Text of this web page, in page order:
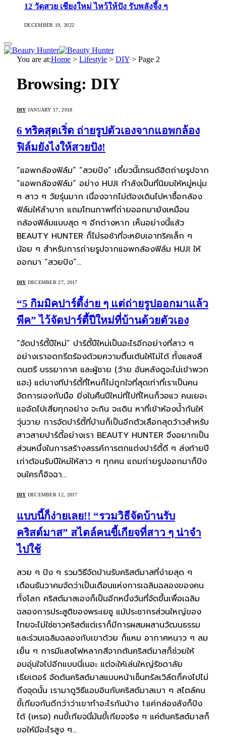
12 วัดสวย เชียงใหม่ ไหว้ให้ปัง รับพลังจึ้ง ๆ
DECEMBER 19, 2022
You are at:Home > Lifestyle > DIY > Page 2
Browsing: DIY
DIY JANUARY 17, 2018
6 ทริคสุดเริ่ด ถ่ายรูปตัวเองจากแอพกล้อง
ฟิล์มยังไงให้สวยปัง!
“แอพกล้องฟิล์ม” “สวยปัง” เดี๋ยวนี้เทรนด์ฮิตถ่ายรูปจาก
“แอพกล้องฟิล์ม” อย่าง HUJI กำลังเป็นที่นิยมให้หมู่หนุ่ม
ๆ สาว ๆ วัยรุ่นมาก เนื่องจากไม่ต้องเดินไปหาซื้อกล้อง
ฟิล์มให้ลำบาก แถมโทนภาพที่ถ่ายออกมายังเหมือน
กล้องฟิล์มแบบสุด ๆ อีกต่างหาก เห็นอย่างนี้แล้ว
BEAUTY HUNTER ก็ไม่รอช้าที่จะหยิบเอาทริคเล็ก ๆ
น้อย ๆ สำหรับการถ่ายรูปจากแอพกล้องฟิล์ม HUJI ให้
ออกมา “สวยปัง”…
DIY DECEMBER 27, 2017
“5 กิมมิคปาร์ตี้ง่าย ๆ แต่ถ่ายรูปออกมาแล้ว
พีค” ไว้จัดปาร์ตี้ปีใหม่ที่บ้านด้วยตัวเอง
“จัดปาร์ตี้ปีใหม่” ปาร์ตี้ปีใหม่เป็นอะไรอีกอย่างที่สาว ๆ
อย่างเราอดกรีดร้องด้วยความตื่นเต้นให้ไม่ได้ ทั้งแสงสี
ดนตรี บรรยากาศ และผู้ชาย (ว้าย อันหลังดูจะไม่เข้าพวก
แฮะ) แต่บางทีปาร์ตี้ที่ไหนก็ไม่ถูกใจที่สุดเท่าที่เราเป็นคน
จัดการเองกับมือ ยิ่งในคืนปีใหม่ที่ไปที่ไหนก็วอแว คนเยอะ
แออัดไปเสียทุกอย่าง จะกิน จะเดิน หาที่เข้าห้องน้ำกันให้
วุ่นวาย การจัดปาร์ตี้ที่บ้านก็เป็นอีกตัวเลือกสุดว้าวสำหรับ
สาวสายปาร์ตี้อย่างเรา BEAUTY HUNTER จึงอยากเป็น
ส่วนหนึ่งในการสร้างสรรค์การตกแต่งปาร์ตี้ดี ๆ ส่งท้ายปี
เก่าต้อนรับปีใหม่ให้สาว ๆ ทุกคน แถมถ่ายรูปออกมาก็ปัง
จนใครก็อิจฉา…
DIY DECEMBER 12, 2017
แบบนี้ก็ง่ายเลย!! “รวมวิธีจัดบ้านรับ
คริสต์มาส” สไตล์คนขี้เกียจที่สาว ๆ น่าจำ
ไปใช้
สวย ๆ ปัง ๆ รวมวิธีจัดบ้านรับคริสต์มาสที่ง่ายสุด ๆ
เดือนธันวาคมจัดว่าเป็นเดือนแห่งการเฉลิมฉลองของคน
ทั้งโลก คริสต์มาสเองก็เป็นอีกหนึ่งวันที่จัดขึ้นเพื่อเฉลิม
ฉลองการประสูติของพระเยซู แม้ประชากรส่วนใหญ่ของ
ไทยจะไม่ใช่ชาวคริสต์แต่เราก็มีการผสมผสานวัฒนธรรม
และร่วมเฉลิมฉลองกับเขาด้วย ก็แหม อากาศหนาว ๆ ลม
เย็น ๆ การมีแสงไฟหลากสีจากต้นคริสต์มาสก็ช่วยให้
อบอุ่นใจไปอีกแบบนี่เนอะ แต่จะให้เล่นใหญ่รัชดาลัย
เธียเตอร์ จัดต้นคริสต์มาสแบบหน้าเซ็นทรัลเวิล์ดก็คงไปไม่
ถึงจุดนั้น เรามาดูวิธีแอบอินกับคริสต์มาสเบา ๆ สไตล์คน
ขี้เกียจกันดีกว่าว่าเขาทำอะไรกันบ้าง 1.แค่กล่องลังก็ปัง
ได้ (เหรอ) คนขี้เกียจนี่มันขี้เกียจจริง ๆ แค่ต้นคริสต์มาสก็
ขอให้มีอะไรสูง ๆ…